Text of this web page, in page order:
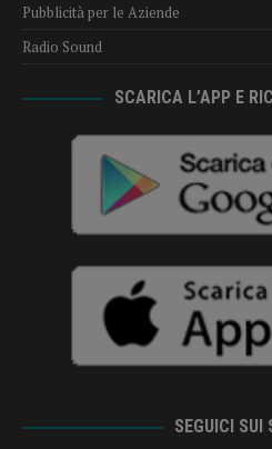
Pubblicità per le Aziende
Radio Sound
SCARICA L’APP E
SEGUICI SUI